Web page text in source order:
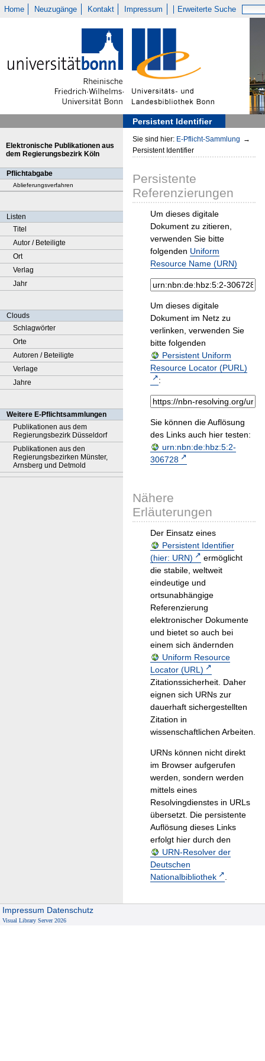
Home Neuzugänge Kontakt Impressum Erweiterte Suche
Persistent Identifier
Elektronische Publikationen aus
dem Regierungsbezirk Köln
Pflichtabgabe
Ablieferungsverfahren
Listen
Titel
Autor / Beteiligte
Ort
Verlag
Jahr
Clouds
Schlagwörter
Orte
Autoren / Beteiligte
Verlage
Jahre
Weitere E-Pflichtsammlungen
Publikationen aus dem
Regierungsbezirk Düsseldorf
Publikationen aus den
Regierungsbezirken Münster,
Arnsberg und Detmold
Sie sind hier: E-Pflicht-Sammlung →
Persistent Identifier
Persistente
Referenzierungen
Um dieses digitale
Dokument zu zitieren,
verwenden Sie bitte
folgenden Uniform
Resource Name (URN)
Um dieses digitale
Dokument im Netz zu
verlinken, verwenden Sie
bitte folgenden
Persistent Uniform
Resource Locator (PURL)
:
Sie können die Auflösung
des Links auch hier testen:
urn:nbn:de:hbz:5:2-
306728
Nähere
Erläuterungen
Der Einsatz eines
Persistent Identifier
(hier: URN)
ermöglicht
die stabile, weltweit
eindeutige und
ortsunabhängige
Referenzierung
elektronischer Dokumente
und bietet so auch bei
einem sich ändernden
Uniform Resource
Locator (URL)
Zitationssicherheit. Daher
eignen sich URNs zur
dauerhaft sichergestellten
Zitation in
wissenschaftlichen Arbeiten.
URNs können nicht direkt
im Browser aufgerufen
werden, sondern werden
mittels eines
Resolvingdienstes in URLs
übersetzt. Die persistente
Auflösung dieses Links
erfolgt hier durch den
URN-Resolver der
Deutschen
Nationalbibliothek
.
Impressum Datenschutz
Visual Library Server 2026